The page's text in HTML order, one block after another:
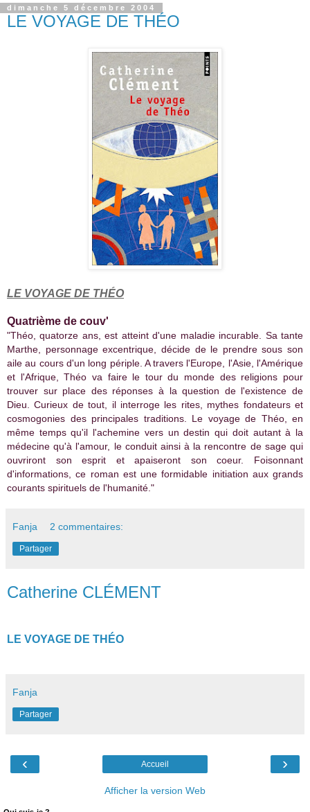
dimanche 5 décembre 2004
LE VOYAGE DE THÉO
LE VOYAGE DE THÉO
Quatrième de couv'
"Théo, quatorze ans, est atteint d'une maladie incurable. Sa tante
Marthe, personnage excentrique, décide de le prendre sous son
aile au cours d'un long périple. A travers l'Europe, l'Asie, l'Amérique
et l'Afrique, Théo va faire le tour du monde des religions pour
trouver sur place des réponses à la question de l'existence de
Dieu. Curieux de tout, il interroge les rites, mythes fondateurs et
cosmogonies des principales traditions. Le voyage de Théo, en
même temps qu'il l'achemine vers un destin qui doit autant à la
médecine qu'à l'amour, le conduit ainsi à la rencontre de sage qui
ouvriront son esprit et apaiseront son coeur. Foisonnant
d'informations, ce roman est une formidable initiation aux grands
courants spirituels de l'humanité."
Fanja 2 commentaires:
Partager
Catherine CLÉMENT
LE VOYAGE DE THÉO
Fanja
Partager
‹ ›
Accueil
Afficher la version Web